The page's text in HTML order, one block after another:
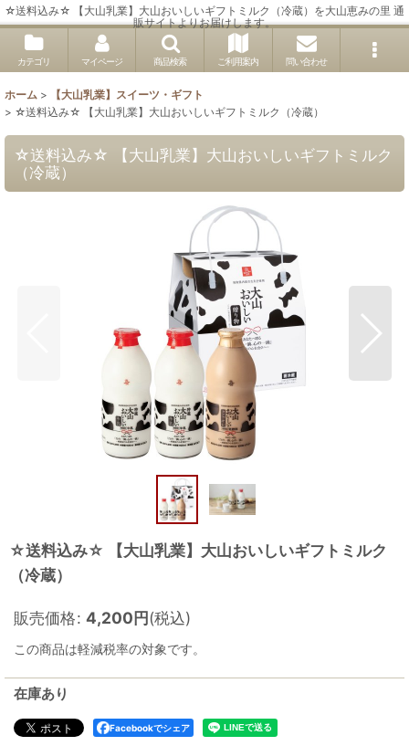
☆送料込み☆ 【大山乳業】大山おいしいギフトミルク（冷蔵）を大山恵みの里 通
販サイトよりお届けします。
カテゴリ マイページ 商品検索 ご利用案内 問い合わせ
ホーム >
【大山乳業】スイーツ・ギフト
> ☆送料込み☆ 【大山乳業】大山おいしいギフトミルク（冷蔵）
☆送料込み☆ 【大山乳業】大山おいしいギフトミルク
（冷蔵）
☆送料込み☆ 【大山乳業】大山おいしいギフトミルク
（冷蔵）
販売価格: 4,200円(税込)
この商品は軽減税率の対象です。
在庫あり
Facebookでシェア